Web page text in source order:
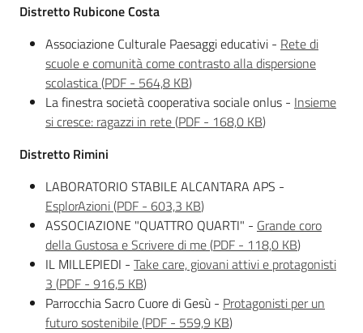
Distretto Rubicone Costa
Associazione Culturale Paesaggi educativi - Rete di
scuole e comunità come contrasto alla dispersione
scolastica(PDF - 564,8 KB)
La finestra società cooperativa sociale onlus - Insieme
si cresce: ragazzi in rete(PDF - 168,0 KB)
Distretto Rimini
LABORATORIO STABILE ALCANTARA APS -
EsplorAzioni(PDF - 603,3 KB)
ASSOCIAZIONE "QUATTRO QUARTI" - Grande coro
della Gustosa e Scrivere di me(PDF - 118,0 KB)
IL MILLEPIEDI - Take care, giovani attivi e protagonisti
3 (PDF - 916,5 KB)
Parrocchia Sacro Cuore di Gesù - Protagonisti per un
futuro sostenibile(PDF - 559,9 KB)